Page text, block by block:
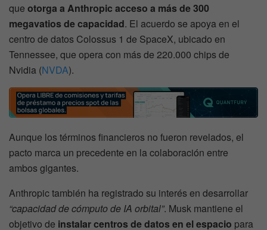
que otorga a Anthropic acceso a más de 300
megavatios de capacidad. El acuerdo se apoya en el
centro de datos Colossus 1 de SpaceX, ubicado en
Tennessee, que opera con más de 220.000 chips de
Nvidia (NVDA).
Aunque los términos financieros no fueron revelados, el
pacto marca un precedente en la colaboración entre
ambos gigantes.
Anthropic también ha registrado su interés en desarrollar
“capacidad de cómputo de IA orbital”. Musk mantiene el
objetivo de instalar centros de datos en el espacio para